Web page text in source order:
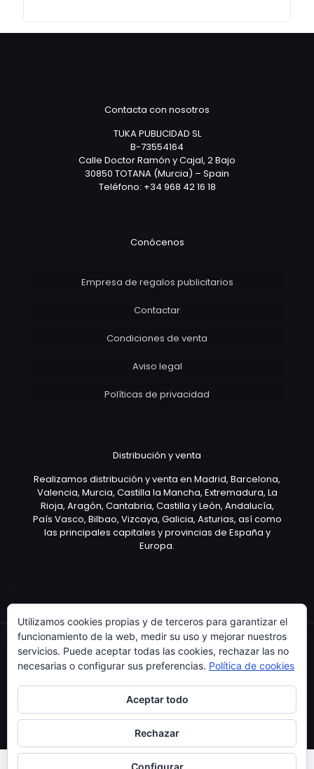
Contacta con nosotros
TUKA PUBLICIDAD SL
B-73554164
Calle Doctor Ramón y Cajal, 2 Bajo
30850 TOTANA (Murcia) – Spain
Teléfono: +34 968 42 16 18
Conócenos
Empresa de regalos publicitarios
Contactar
Condiciones de venta
Aviso legal
Políticas de privacidad
Distribución y venta
Realizamos distribución y venta en Madrid, Barcelona,
Valencia, Murcia, Castilla la Mancha, Extremadura, La
Rioja, Aragón, Cantabria, Castilla y León, Andalucía,
País Vasco, Bilbao, Vizcaya, Galicia, Asturias, así como
las principales capitales y provincias de España y
Europa.
Utilizamos cookies propias y de terceros para garantizar el
funcionamiento de la web, medir su uso y mejorar nuestros
servicios. Puede aceptar todas las cookies, rechazar las no
necesarias o configurar sus preferencias. Política de cookies
Aceptar todo
Rechazar
Configurar